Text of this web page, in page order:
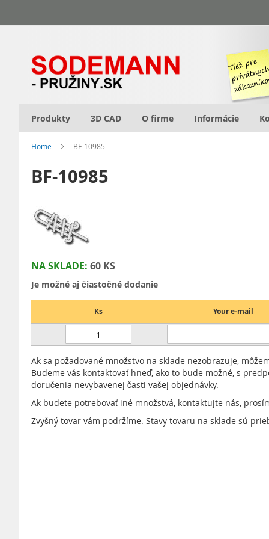
to
Produkty 3D CAD O firme Informácie
Home BF-10985
BF-10985
NA SKLADE: 60 KS
Je možné aj čiastočné dodanie
Ks Your e-mail
Ak sa požadované množstvo na sklade nezobrazuje,
Budeme vás kontaktovať hneď, ako to bude možné, s
doručenia nevybavenej časti vašej objednávky.
Ak budete potrebovať iné množstvá, kontaktujte nás,
Zvyšný tovar vám podržíme. Stavy tovaru na sklade sú